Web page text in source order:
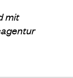
mit